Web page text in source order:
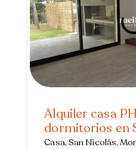
Alquiler casa
dormitorios en
Casa,